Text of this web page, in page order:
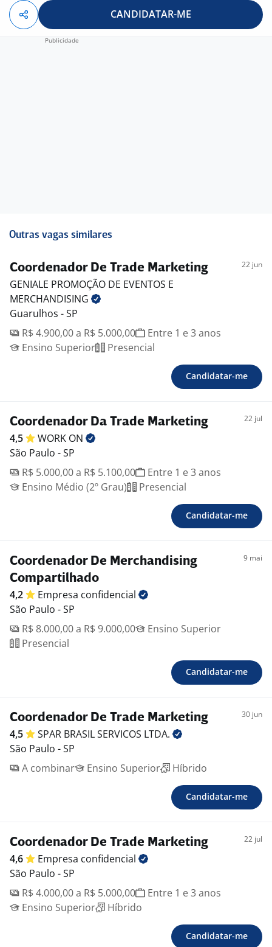
CANDIDATAR-ME
Outras vagas similares
Coordenador De Trade Marketing 22 jun
GENIALE PROMOÇÃO DE EVENTOS E
MERCHANDISING
Guarulhos - SP
R$ 4.900,00 a R$ 5.000,00
Entre 1 e 3 anos
Ensino Superior
Presencial
Candidatar-me
Coordenador Da Trade Marketing 22 jul
4,5 WORK ON
São Paulo - SP
R$ 5.000,00 a R$ 5.100,00
Entre 1 e 3 anos
Ensino Médio (2º Grau)
Presencial
Candidatar-me
Coordenador De Merchandising
Compartilhado
9 mai
4,2 Empresa confidencial
São Paulo - SP
R$ 8.000,00 a R$ 9.000,00
Ensino Superior
Presencial
Candidatar-me
Coordenador De Trade Marketing 30 jun
4,5 SPAR BRASIL SERVICOS LTDA.
São Paulo - SP
A combinar
Ensino Superior Híbrido
Candidatar-me
Coordenador De Trade Marketing 22 jul
4,6 Empresa confidencial
São Paulo - SP
R$ 4.000,00 a R$ 5.000,00
Entre 1 e 3 anos
Ensino Superior
Híbrido
Candidatar-me